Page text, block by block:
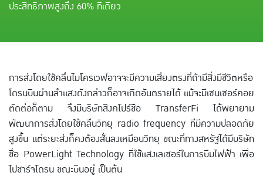
ประสิทธิภาพสูงถึง 60% ทีเดียว
การส่งโดยใช้คลื่นไมโครเวฟอาจจะมีความเสี่ยงตรงที่ถ้ามีสิ่งมีชีวิตหรือ
โดรนบินผ่านลำแสงดังกล่าวก็อาจเกิดอันตรายได้ แม้จะมีเซนเซอร์คอย
ตัดต่อก็ตาม จึงมีบริษัทสิงคโปร์ชื่อ TransferFi ได้พยายาม
พัฒนาการส่งโดยใช้คลื่นวิทยุ radio frequency ที่มีความปลอดภัย
สูงขึ้น แต่ระยะส่งก็คงต้องสั้นลงเหมือนวิทยุ ขณะที่ทางสหรัฐได้มีบริษัท
ชื่อ PowerLight Technology ที่ใช้แสงเลเซอร์ในการบีมไฟฟ้า เพื่อ
ไปชาร์จโดรน ขณะบินอยู่ เป็นต้น